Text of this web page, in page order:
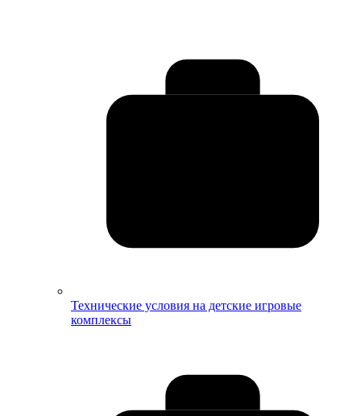
Технические условия на детские игровые
комплексы